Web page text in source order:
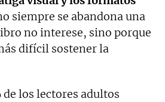
siempre se abandona una
no interese, sino porque
difícil sostener la
los lectores adultos